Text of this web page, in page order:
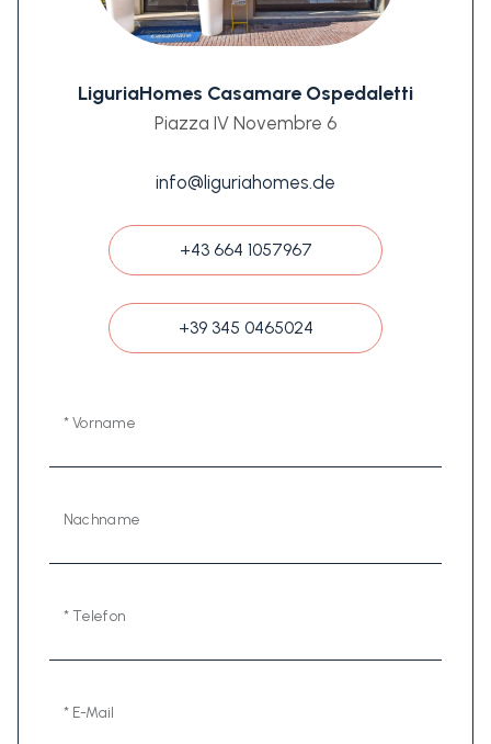
LiguriaHomes Casamare Ospedaletti
Piazza IV Novembre 6
info@liguriahomes.de
+43 664 1057967
+39 345 0465024
* Vorname
Nachname
* Telefon
* E-Mail